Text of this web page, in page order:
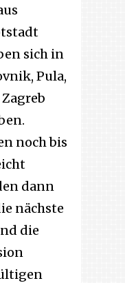
sich in
Pula,
noch bis
dann
nächste
die